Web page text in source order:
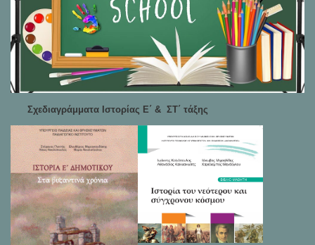
Σχεδιαγράμματα Ιστορίας Ε΄ & ΣΤ΄ τάξης